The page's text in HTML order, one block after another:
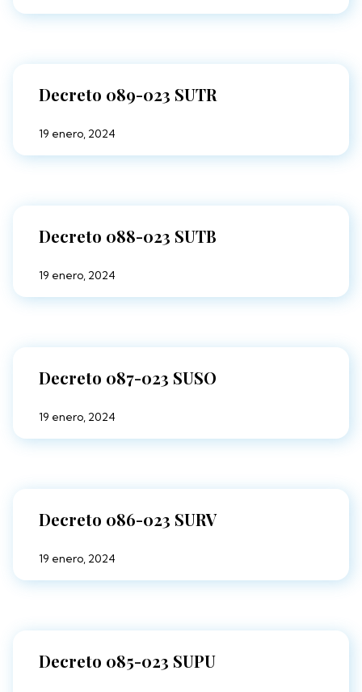
Decreto 089-023 SUTR
19 enero, 2024
Decreto 088-023 SUTB
19 enero, 2024
Decreto 087-023 SUSO
19 enero, 2024
Decreto 086-023 SURV
19 enero, 2024
Decreto 085-023 SUPU